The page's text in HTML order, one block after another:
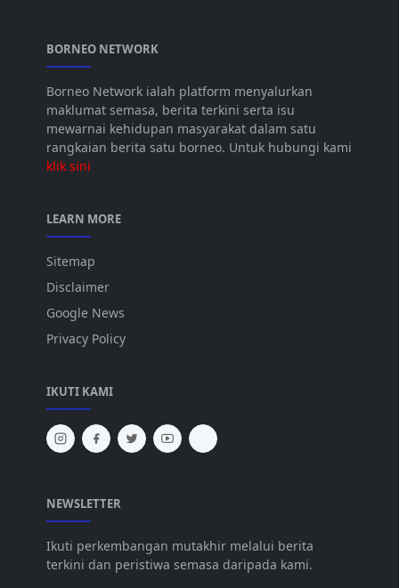
BORNEO NETWORK
Borneo Network ialah platform menyalurkan
maklumat semasa, berita terkini serta isu
mewarnai kehidupan masyarakat dalam satu
rangkaian berita satu borneo. Untuk hubungi kami
klik sini
LEARN MORE
Sitemap
Disclaimer
Google News
Privacy Policy
IKUTI KAMI
NEWSLETTER
Ikuti perkembangan mutakhir melalui berita
terkini dan peristiwa semasa daripada kami.